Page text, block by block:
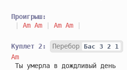
Проигрыш:
Am Am Am Am
Куплет 2: Перебор Бас 3 2 1
Am
Ты умерла в дождливый день